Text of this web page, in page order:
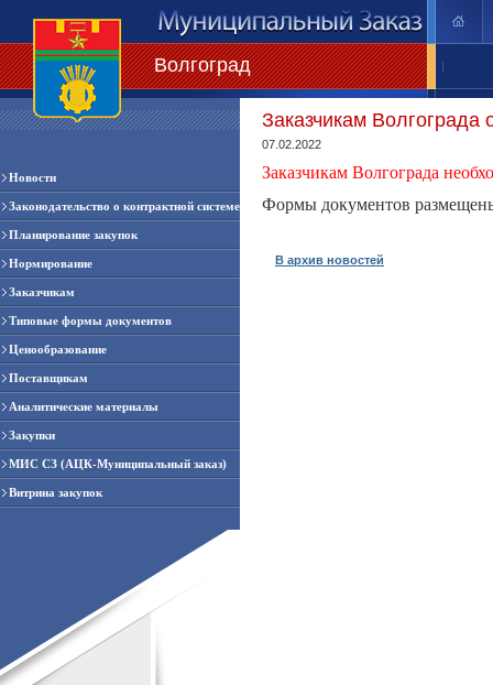
Волгоград |
Новости
Законодательство о контрактной системе
Планирование закупок
Нормирование
Заказчикам
Типовые формы документов
Ценообразование
Поставщикам
Аналитические материалы
Закупки
МИС СЗ (АЦК-Муниципальный заказ)
Витрина закупок
Заказчикам Волгограда
07.02.2022
Заказчикам Волгограда
Формы документов
В архив новостей